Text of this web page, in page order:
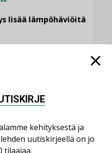
lisää lämpöhäviöitä
kehityksestä ja
uutiskirjeellä on jo
tilaajaa.